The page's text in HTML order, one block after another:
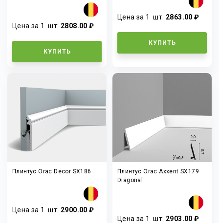
Цена за 1шт: 2808.00 ₽
КУПИТЬ
Цена за 1шт: 2863.00 ₽
КУПИТЬ
Плинтус Orac Decor SX186
Цена за 1шт: 2900.00 ₽
Плинтус Orac Axxent SX179
Diagonal
Цена за 1шт: 2903.00 ₽